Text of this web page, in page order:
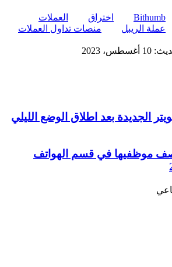
Bithumb
اختراق
العملات
عملة الريبل
منصات تداول العملات
2023
الجديدة بعد اطلاق الوضع الليلي
موظفيها في قسم الهواتف